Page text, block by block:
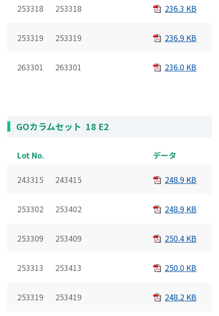
253318 253318 236.3 KB
253319 253319 236.9 KB
263301 263301 236.0 KB
GOカラムセット 18 E2
Lot No. データ
243315 243415 248.9 KB
253302 253402 248.9 KB
253309 253409 250.4 KB
253313 253413 250.0 KB
253319 253419 248.2 KB